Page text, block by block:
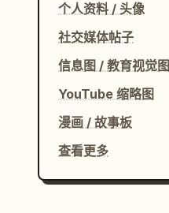
个人资料 / 头像
社交媒体帖子
信息图 / 教育视觉图
YouTube 缩略图
漫画 / 故事板
查看更多